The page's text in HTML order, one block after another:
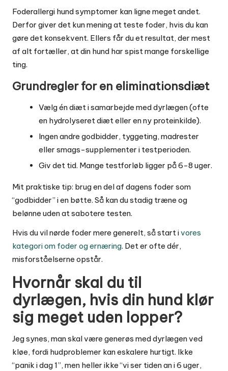
Foderallergi hund symptomer kan ligne meget andet.
Derfor giver det kun mening at teste foder, hvis du kan
gøre det konsekvent. Ellers får du et resultat, der mest
af alt fortæller, at din hund har spist mange forskellige
ting.
Grundregler for en eliminationsdiæt
Vælg én diæt i samarbejde med dyrlægen (ofte
en hydrolyseret diæt eller en ny proteinkilde).
Ingen andre godbidder, tyggeting, madrester
eller smags-supplementer i testperioden.
Giv det tid. Mange testforløb ligger på 6-8 uger.
Mit praktiske tip: brug en del af dagens foder som
“godbidder” i en bøtte. Så kan du stadig træne og
belønne uden at sabotere testen.
Hvis du vil nørde foder mere generelt, så start ivores
kategori om foder og ernæring. Det er ofte dér,
misforståelserne opstår.
Hvornår skal du til
dyrlægen, hvis din hund klør
sig meget uden lopper?
Jeg synes, man skal være generøs med dyrlægen ved
kløe, fordi hudproblemer kan eskalere hurtigt. Ikke
“panik i dag 1”, men heller ikke “vi ser tiden an i 6 uger,